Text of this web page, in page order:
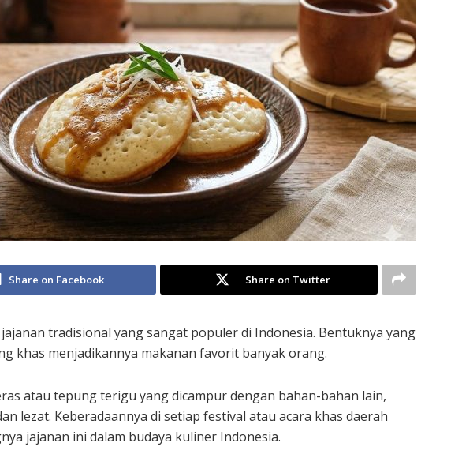
Share on Facebook Share on Twitter
tradisional yang sangat populer di Indonesia. Bentuknya yang
khas menjadikannya makanan favorit banyak orang.
atau tepung terigu yang dicampur dengan bahan-bahan lain,
lezat. Keberadaannya di setiap festival atau acara khas daerah
jajanan ini dalam budaya kuliner Indonesia.